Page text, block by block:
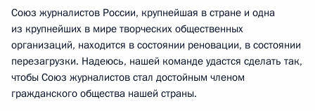
Союз журналистов России, крупнейшая в стране и одна
из крупнейших в мире творческих общественных
организаций, находится в состоянии реновации, в состоянии
перезагрузки. Надеюсь, нашей команде удастся сделать так,
чтобы Союз журналистов стал достойным членом
гражданского общества нашей страны.